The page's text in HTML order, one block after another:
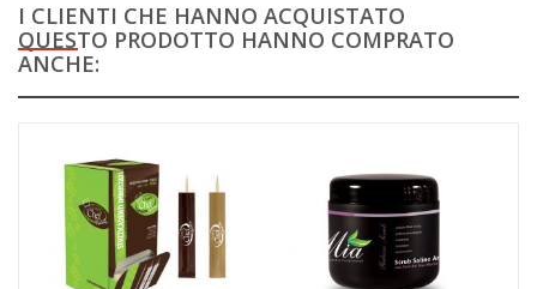
I CLIENTI CHE HANNO ACQUISTATO
QUESTO PRODOTTO HANNO COMPRATO
ANCHE: